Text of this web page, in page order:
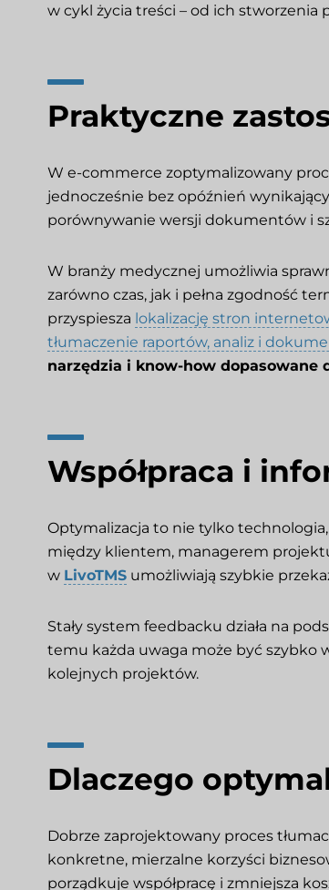
w cykl życia treści – od ich stworzenia
Praktyczne
W e-commerce zoptymalizowany
jednocześnie bez opóźnień
porównywanie wersji dokumentów i
W branży medycznej umożliwia
zarówno czas, jak i pełna zgodność
przyspiesza lokalizację stron
tłumaczenie raportów, analiz i
narzędzia i know-how dopasowane
Współpraca i
Optymalizacja to nie tylko
między klientem, managerem
w LivoTMS umożliwiają szybkie
Stały system feedbacku działa na
temu każda uwaga może być szybko
kolejnych projektów.
Dlaczego
Dobrze zaprojektowany proces
konkretne, mierzalne korzyści
porządkuje współpracę i zmniejsza